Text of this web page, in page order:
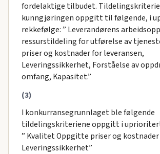
fordelaktige tilbudet.
kunngjøringen oppgitt til følgende, i
rekkefølge: ” Leverandørens
ressurstildeling for utførelse av
priser og kostnader for leveransen,
Leveringssikkerhet, Forståelse av
omfang, Kapasitet.”
(3)
I konkurransegrunnlaget ble følgende
tildelingskriteriene oppgitt i
” Kvalitet Oppgitte priser og
Leveringssikkerhet”